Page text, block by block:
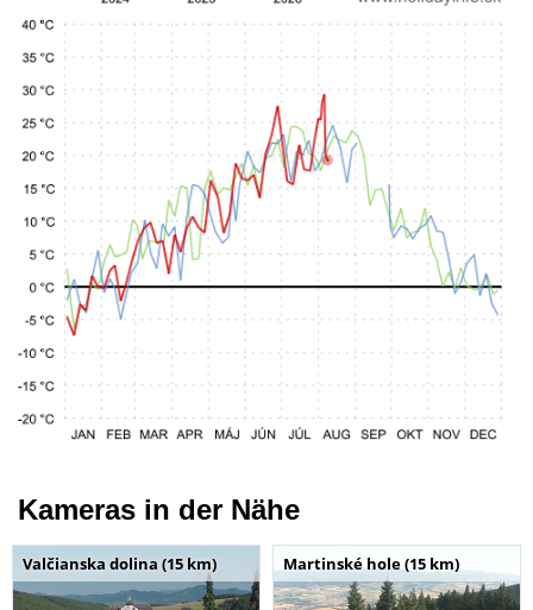
Kameras in der Nähe
Valčianska dolina (15 km) Martinské hole (15 km)